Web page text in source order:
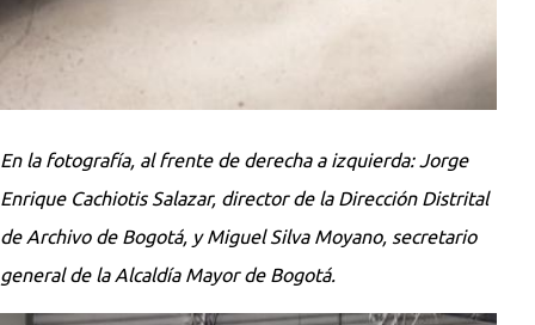
En la fotografía, al frente de derecha a izquierda: Jorge
Enrique Cachiotis Salazar, director de la Dirección Distrital
de Archivo de Bogotá, y Miguel Silva Moyano, secretario
general de la Alcaldía Mayor de Bogotá.